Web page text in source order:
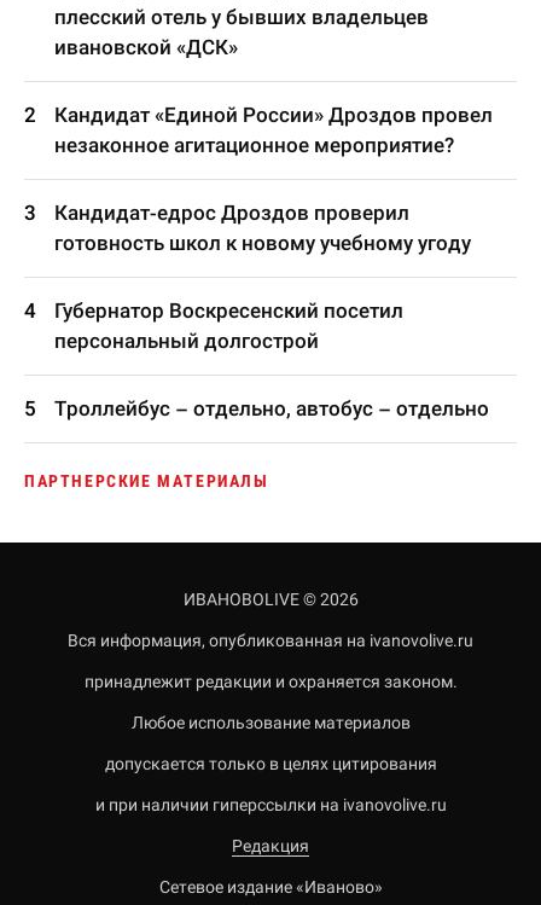
плесский отель у бывших владельцев
ивановской «ДСК»
Кандидат «Единой России» Дроздов провел
незаконное агитационное мероприятие?
Кандидат-едрос Дроздов проверил
готовность школ к новому учебному угоду
Губернатор Воскресенский посетил
персональный долгострой
Троллейбус – отдельно, автобус – отдельно
ПАРТНЕРСКИЕ МАТЕРИАЛЫ
ИВАНОВОLIVE © 2026
Вся информация, опубликованная на ivanovolive.ru
принадлежит редакции и охраняется законом.
Любое использование материалов
допускается только в целях цитирования
и при наличии гиперссылки на ivanovolive.ru
Редакция
Сетевое издание «Иваново»